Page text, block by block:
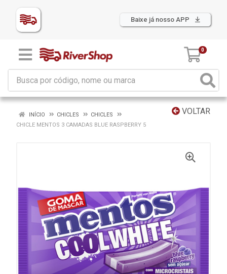
Baixe já nosso APP
0
VOLTAR
INÍCIO CHICLES
CHICLES
CHICLE MENTOS 3 CAMADAS BLUE RASPBERRY 5